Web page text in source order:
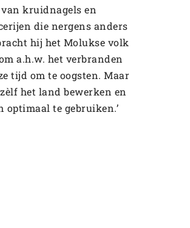
kruidnagels en
die nergens anders
hij het Molukse volk
a.h.w. het verbranden
tijd om te oogsten. Maar
het land bewerken en
te gebruiken.’